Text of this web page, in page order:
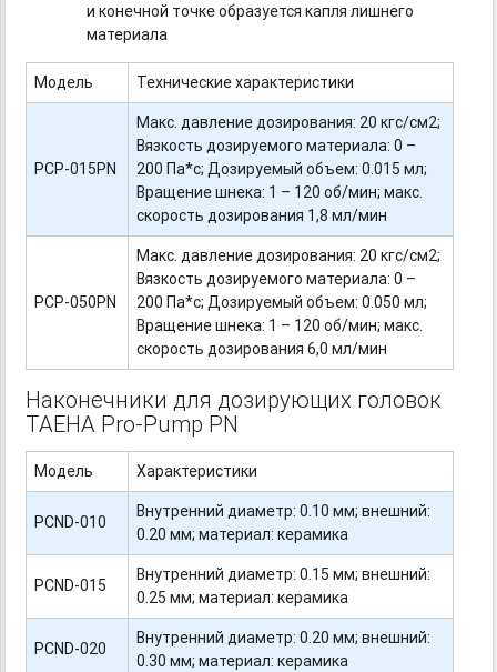
и конечной точке образуется капля лишнего
материала
Модель Технические характеристики
PCP-015PN
Макс. давление дозирования: 20 кгс/см2;
Вязкость дозируемого материала: 0 –
200 Па*с; Дозируемый объем: 0.015 мл;
Вращение шнека: 1 – 120 об/мин; макс.
скорость дозирования 1,8 мл/мин
PCP-050PN
Макс. давление дозирования: 20 кгс/см2;
Вязкость дозируемого материала: 0 –
200 Па*с; Дозируемый объем: 0.050 мл;
Вращение шнека: 1 – 120 об/мин; макс.
скорость дозирования 6,0 мл/мин
Наконечники для дозирующих головок
TAEHA Pro-Pump PN
Модель Характеристики
PCND-010
Внутренний диаметр: 0.10 мм; внешний:
0.20 мм; материал: керамика
PCND-015
Внутренний диаметр: 0.15 мм; внешний:
0.25 мм; материал: керамика
PCND-020
Внутренний диаметр: 0.20 мм; внешний:
0.30 мм; материал: керамика